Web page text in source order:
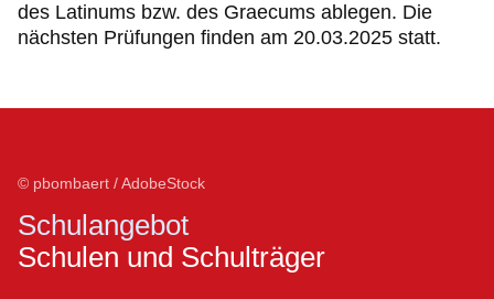
des Latinums bzw. des Graecums ablegen. Die
nächsten Prüfungen finden am 20.03.2025 statt.
© pbombaert / AdobeStock
Schulangebot
Schulen und Schulträger